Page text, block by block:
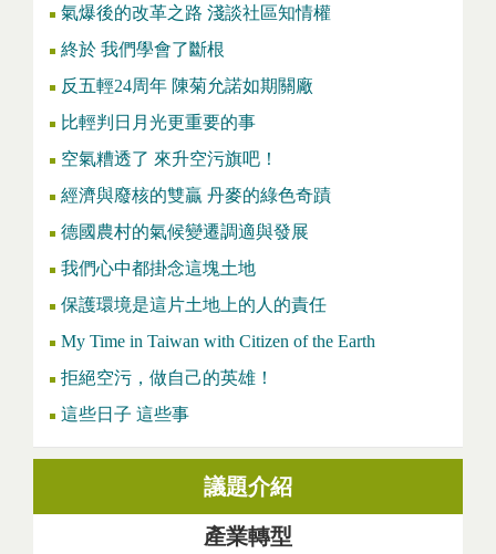
氣爆後的改革之路 淺談社區知情權
終於 我們學會了斷根
反五輕24周年 陳菊允諾如期關廠
比輕判日月光更重要的事
空氣糟透了 來升空污旗吧！
經濟與廢核的雙贏 丹麥的綠色奇蹟
德國農村的氣候變遷調適與發展
我們心中都掛念這塊土地
保護環境是這片土地上的人的責任
My Time in Taiwan with Citizen of the Earth
拒絕空污，做自己的英雄！
這些日子 這些事
議題介紹
產業轉型